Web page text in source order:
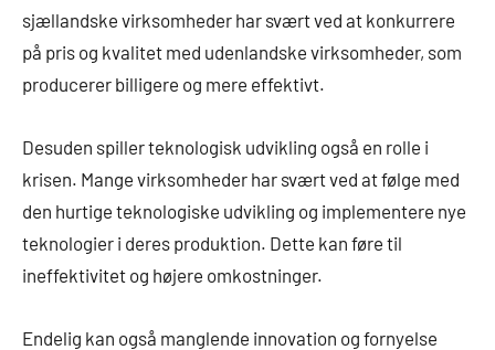
sjællandske virksomheder har svært ved at konkurrere
på pris og kvalitet med udenlandske virksomheder, som
producerer billigere og mere effektivt.
Desuden spiller teknologisk udvikling også en rolle i
krisen. Mange virksomheder har svært ved at følge med
den hurtige teknologiske udvikling og implementere nye
teknologier i deres produktion. Dette kan føre til
ineffektivitet og højere omkostninger.
Endelig kan også manglende innovation og fornyelse